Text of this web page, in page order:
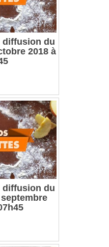
diffusion du
2018 à
diffusion du